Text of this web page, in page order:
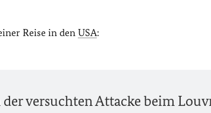
Reise in den USA:
versuchten Attacke beim